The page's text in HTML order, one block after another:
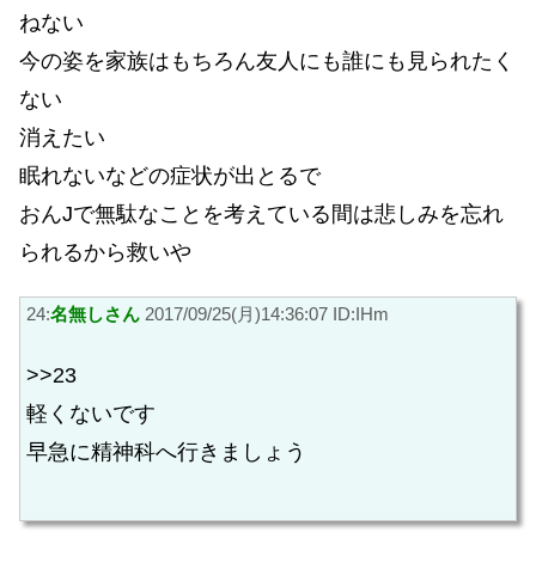
ねない
今の姿を家族はもちろん友人にも誰にも見られたく
ない
消えたい
眠れないなどの症状が出とるで
おんJで無駄なことを考えている間は悲しみを忘れ
られるから救いや
24:名無しさん 2017/09/25(月)14:36:07 ID:IHm
>>23
軽くないです
早急に精神科へ行きましょう